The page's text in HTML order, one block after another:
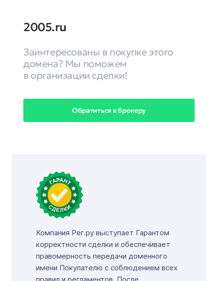
2005.ru
Заинтересованы в покупке этого
домена? Мы поможем
в организации сделки!
Обратиться к брокеру
Компания Рег.ру выступает Гарантом
корректности сделки и обеспечивает
правомерность передачи доменного
имени Покупателю с соблюдением всех